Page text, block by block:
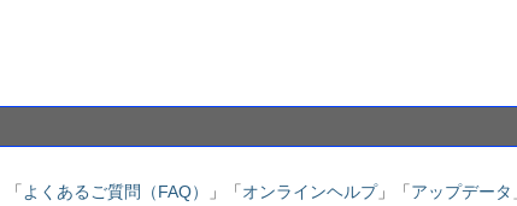
「 よくあるご質問（FAQ） 」「オンラインヘルプ」「アップデータ